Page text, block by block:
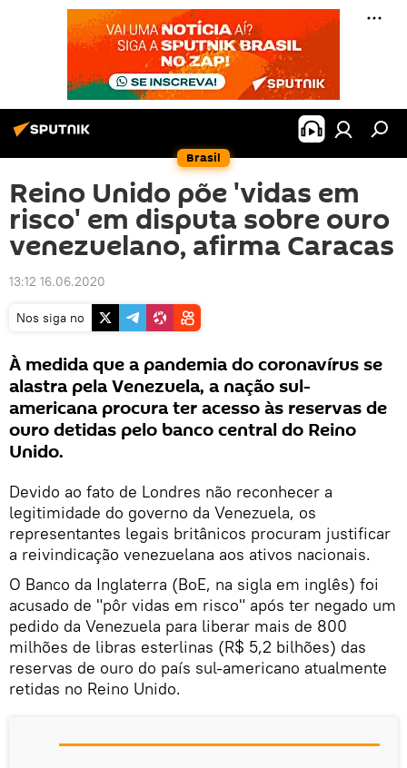
Brasil
Reino Unido põe 'vidas em
risco' em disputa sobre ouro
venezuelano, afirma Caracas
13:12 16.06.2020
Nos siga no
À medida que a pandemia do coronavírus se
alastra pela Venezuela, a nação sul-
americana procura ter acesso às reservas de
ouro detidas pelo banco central do Reino
Unido.
Devido ao fato de Londres não reconhecer a
legitimidade do governo da Venezuela, os
representantes legais britânicos procuram justificar
a reivindicação venezuelana aos ativos nacionais.
O Banco da Inglaterra (BoE, na sigla em inglês) foi
acusado de "pôr vidas em risco" após ter negado um
pedido da Venezuela para liberar mais de 800
milhões de libras esterlinas (R$ 5,2 bilhões) das
reservas de ouro do país sul-americano atualmente
retidas no Reino Unido.